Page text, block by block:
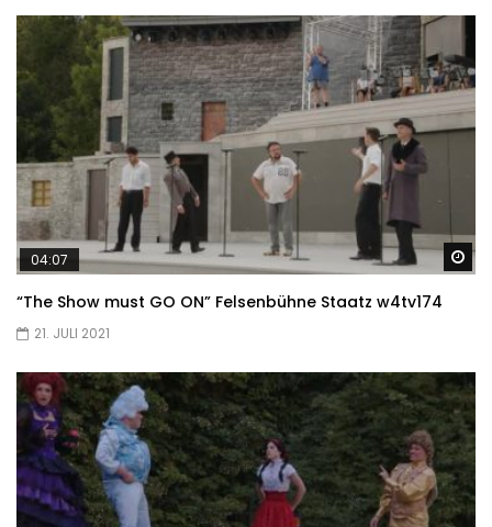
04:07
“The Show must GO ON” Felsenbühne Staatz w4tv174
21. JULI 2021